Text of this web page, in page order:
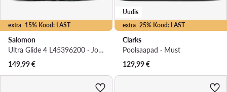
extra -15% Kood: LAST
Salomon
Ultra Glide 4 L45396200 · Jooksujalatsid
149,99€
extra -25% Kood: LAST
Uudis
Clarks
Poolsaapad · Must
129,99€